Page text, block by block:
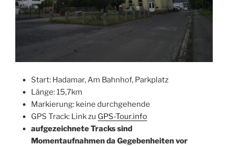
Start: Hadamar, Am Bahnhof, Parkplatz
Länge: 15,7km
Markierung: keine durchgehende
GPS Track: Link zu GPS-Tour.info
aufgezeichnete Tracks sind
Momentaufnahmen da Gegebenheiten vor